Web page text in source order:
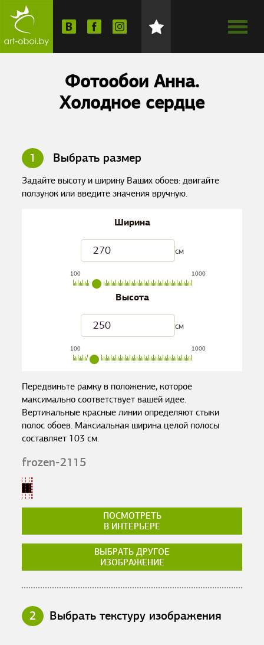
Фотообои Анна.
Холодное сердце
1 Выбрать размер
Задайте высоту и ширину Ваших обоев: двигайте
ползунок или введите значения вручную.
Ширина
см
100 1000
Высота
см
100 1000
Передвиньте рамку в положение, которое
максимально соответствует вашей идее.
Вертикальные красные линии определяют стыки
полос обоев. Максиальная ширина целой полосы
составляет 103 см.
frozen-2115
ПОСМОТРЕТЬ
В ИНТЕРЬЕРЕ
ВЫБРАТЬ ДРУГОЕ
ИЗОБРАЖЕНИЕ
2 Выбрать текстуру изображения